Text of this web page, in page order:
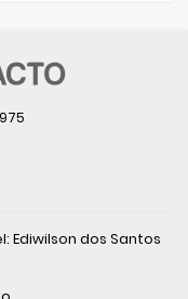
Ediwilson dos Santos